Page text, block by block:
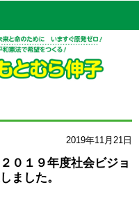
2019年11月21日
０１９年度社会ビジョ
ました。